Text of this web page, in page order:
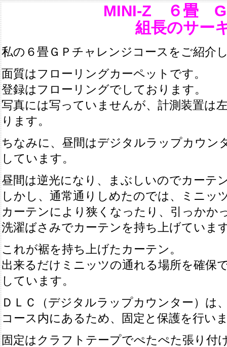
MINI-Z ６畳
組長のサー
私の６畳ＧＰチャレンジコースをご紹介
面質はフローリングカーペットです。
登録はフローリングでしております。
写真には写っていませんが、計測装置は
ります。
ちなみに、昼間はデジタルラップカウン
しています。
昼間は逆光になり、まぶしいのでカーテ
しかし、通常通りしめたのでは、ミニッ
カーテンにより狭くなったり、引っかか
洗濯ばさみでカーテンを持ち上げていま
これが裾を持ち上げたカーテン。
出来るだけミニッツの通れる場所を確保
しています。
ＤＬＣ（デジタルラップカウンター）は
コース内にあるため、固定と保護を行い
固定はクラフトテープでぺたぺた張り付